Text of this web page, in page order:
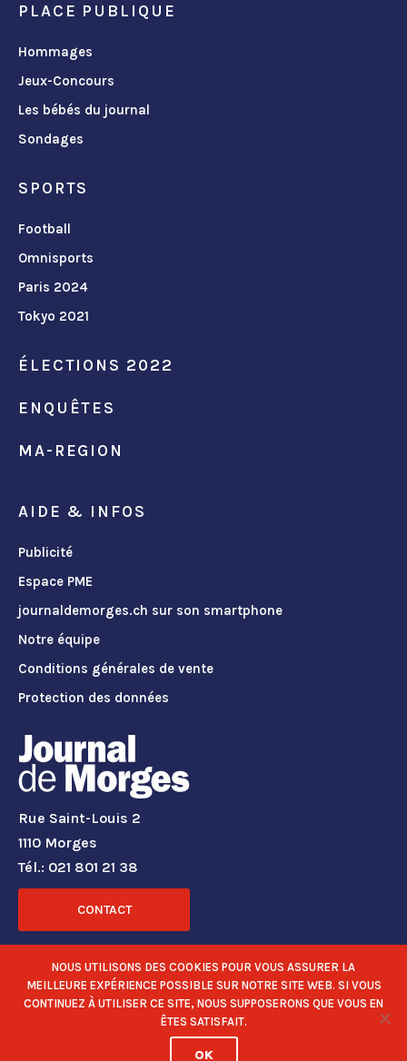
PLACE PUBLIQUE
Hommages
Jeux-Concours
Les bébés du journal
Sondages
SPORTS
Football
Omnisports
Paris 2024
Tokyo 2021
ÉLECTIONS 2022
ENQUÊTES
MA-REGION
AIDE & INFOS
Publicité
Espace PME
journaldemorges.ch sur son smartphone
Notre équipe
Conditions générales de vente
Protection des données
Rue Saint-Louis 2
1110 Morges
Tél.: 021 801 21 38
CONTACT
RÉSEAUX SOCIAUX
NOUS UTILISONS DES COOKIES POUR VOUS ASSURER LA
MEILLEURE EXPÉRIENCE POSSIBLE SUR NOTRE SITE WEB. SI VOUS
CONTINUEZ À UTILISER CE SITE, NOUS SUPPOSERONS QUE VOUS EN
ÊTES SATISFAIT.
OK